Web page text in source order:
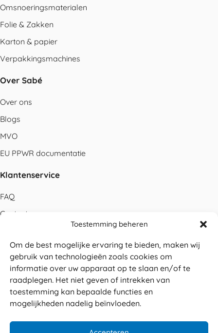
Toestemming beheren
Om de best mogelijke ervaring te bieden, maken wij
gebruik van technologieën zoals cookies om
informatie over uw apparaat op te slaan en/of te
raadplegen. Het niet geven of intrekken van
toestemming kan bepaalde functies en
mogelijkheden nadelig beïnvloeden.
Omsnoeringsmaterialen
Folie & Zakken
Karton & papier
Verpakkingsmachines
Over Sabé
Over ons
Blogs
MVO
EU PPWR documentatie
Klantenservice
FAQ
Contact
Betalen
Levering
Retouren
Service en garantie